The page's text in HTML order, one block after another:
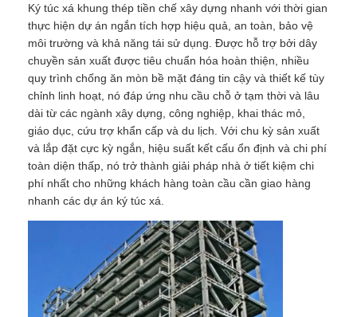
Ký túc xá khung thép tiền chế xây dựng nhanh với thời gian
thực hiện dự án ngắn tích hợp hiệu quả, an toàn, bảo vệ
môi trường và khả năng tái sử dụng. Được hỗ trợ bởi dây
chuyền sản xuất được tiêu chuẩn hóa hoàn thiện, nhiều
quy trình chống ăn mòn bề mặt đáng tin cậy và thiết kế tùy
chỉnh linh hoạt, nó đáp ứng nhu cầu chỗ ở tạm thời và lâu
dài từ các ngành xây dựng, công nghiệp, khai thác mỏ,
giáo dục, cứu trợ khẩn cấp và du lịch. Với chu kỳ sản xuất
và lắp đặt cực kỳ ngắn, hiệu suất kết cấu ổn định và chi phí
toàn diện thấp, nó trở thành giải pháp nhà ở tiết kiệm chi
phí nhất cho những khách hàng toàn cầu cần giao hàng
nhanh các dự án ký túc xá.